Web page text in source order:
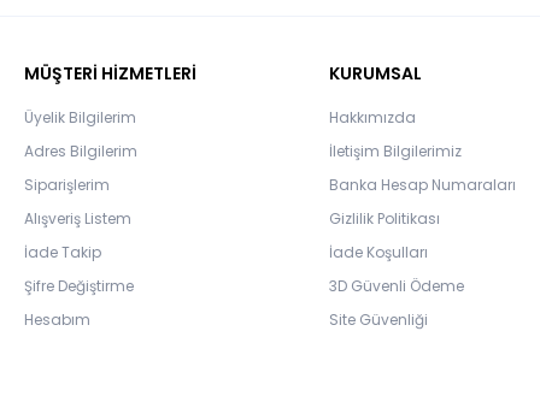
MÜŞTERİ HİZMETLERİ
Üyelik Bilgilerim
Adres Bilgilerim
Siparişlerim
Alışveriş Listem
İade Takip
Şifre Değiştirme
Hesabım
KURUMSAL
Hakkımızda
İletişim Bilgilerimiz
Banka Hesap Numaraları
Gizlilik Politikası
İade Koşulları
3D Güvenli Ödeme
Site Güvenliği